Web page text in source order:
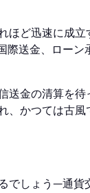
ほど迅速に成
送金、ローン
送金の清算を
、かつては古風
でしょう—通貨